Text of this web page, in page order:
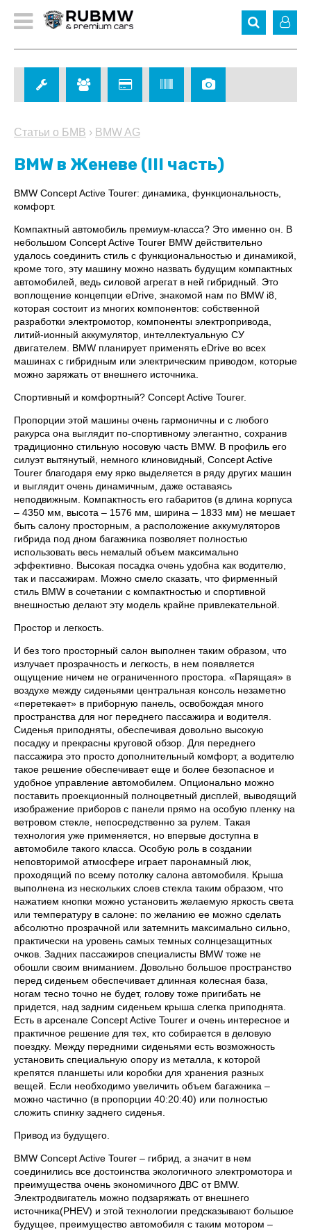
Статьи о БМВ › BMW AG
BMW в Женеве (III часть)
BMW Concept Active Tourer: динамика, функциональность,
комфорт.
Компактный автомобиль премиум-класса? Это именно он. В
небольшом Concept Active Tourer BMW действительно
удалось соединить стиль с функциональностью и динамикой,
кроме того, эту машину можно назвать будущим компактных
автомобилей, ведь силовой агрегат в ней гибридный. Это
воплощение концепции eDrive, знакомой нам по BMW i8,
которая состоит из многих компонентов: собственной
разработки электромотор, компоненты электропривода,
литий-ионный аккумулятор, интеллектуальную СУ
двигателем. BMW планирует применять eDrive во всех
машинах с гибридным или электрическим приводом, которые
можно заряжать от внешнего источника.
Спортивный и комфортный? Concept Active Tourer.
Пропорции этой машины очень гармоничны и с любого
ракурса она выглядит по-спортивному элегантно, сохранив
традиционно стильную носовую часть BMW. В профиль его
силуэт вытянутый, немного клиновидный, Concept Active
Tourer благодаря ему ярко выделяется в ряду других машин
и выглядит очень динамичным, даже оставаясь
неподвижным. Компактность его габаритов (в длина корпуса
– 4350 мм, высота – 1576 мм, ширина – 1833 мм) не мешает
быть салону просторным, а расположение аккумуляторов
гибрида под дном багажника позволяет полностью
использовать весь немалый объем максимально
эффективно. Высокая посадка очень удобна как водителю,
так и пассажирам. Можно смело сказать, что фирменный
стиль BMW в сочетании с компактностью и спортивной
внешностью делают эту модель крайне привлекательной.
Простор и легкость.
И без того просторный салон выполнен таким образом, что
излучает прозрачность и легкость, в нем появляется
ощущение ничем не ограниченного простора. «Парящая» в
воздухе между сиденьями центральная консоль незаметно
«перетекает» в приборную панель, освобождая много
пространства для ног переднего пассажира и водителя.
Сиденья приподняты, обеспечивая довольно высокую
посадку и прекрасны круговой обзор. Для переднего
пассажира это просто дополнительный комфорт, а водителю
такое решение обеспечивает еще и более безопасное и
удобное управление автомобилем. Опционально можно
поставить проекционный полноцветный дисплей, выводящий
изображение приборов с панели прямо на особую пленку на
ветровом стекле, непосредственно за рулем. Такая
технология уже применяется, но впервые доступна в
автомобиле такого класса. Особую роль в создании
неповторимой атмосфере играет паронамный люк,
проходящий по всему потолку салона автомобиля. Крыша
выполнена из нескольких слоев стекла таким образом, что
нажатием кнопки можно установить желаемую яркость света
или температуру в салоне: по желанию ее можно сделать
абсолютно прозрачной или затемнить максимально сильно,
практически на уровень самых темных солнцезащитных
очков. Задних пассажиров специалисты BMW тоже не
обошли своим вниманием. Довольно большое пространство
перед сиденьем обеспечивает длинная колесная база,
ногам тесно точно не будет, голову тоже пригибать не
придется, над задним сиденьем крыша слегка приподнята.
Есть в арсенале Concept Active Tourer и очень интересное и
практичное решение для тех, кто собирается в деловую
поездку. Между передними сиденьями есть возможность
установить специальную опору из металла, к которой
крепятся планшеты или коробки для хранения разных
вещей. Если необходимо увеличить объем багажника –
можно частично (в пропорции 40:20:40) или полностью
сложить спинку заднего сиденья.
Привод из будущего.
BMW Concept Active Tourer – гибрид, а значит в нем
соединились все достоинства экологичного электромотора и
преимущества очень экономичного ДВС от BMW.
Электродвигатель можно подзаряжать от внешнего
источника(PHEV) и этой технологии предсказывают большое
будущее, преимущество автомобиля с таким мотором –